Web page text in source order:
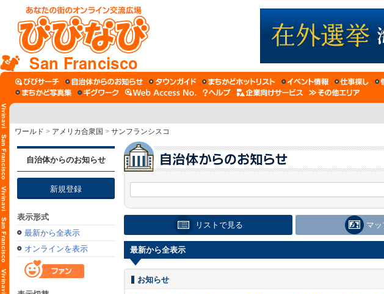
San Francisco
ワールド > アメリカ合衆国 > サンフランシスコ
自治体からのお知らせ
新規登録
表示形式
最新から全表示
オンラインを表示
リストで見る マッ
最新から全表示
お知らせ